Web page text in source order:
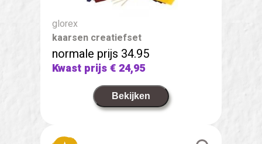
glorex
kaarsen creatiefset
normale prijs 34.95
Kwast prijs€ 24,95
Bekijken